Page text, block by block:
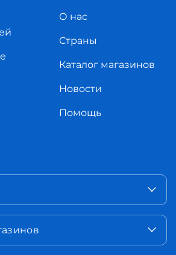
О нас
Страны
Каталог магазинов
Новости
Помощь